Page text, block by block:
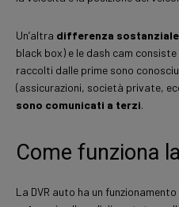
Un’altra differenza sostanziale
black box) e le dash cam
raccolti dalle prime sono
(assicurazioni, società private,
sono comunicati a terzi.
Come funziona
La DVR auto ha un